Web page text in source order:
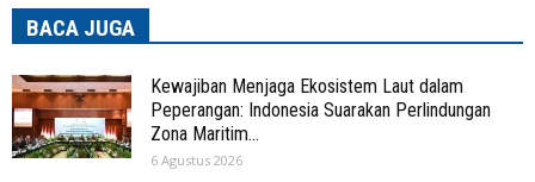
BACA JUGA
Kewajiban Menjaga Ekosistem Laut dalam
Peperangan: Indonesia Suarakan Perlindungan
Zona Maritim...
6 Agustus 2026